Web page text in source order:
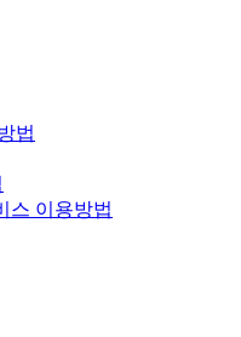
법
스 이용방법